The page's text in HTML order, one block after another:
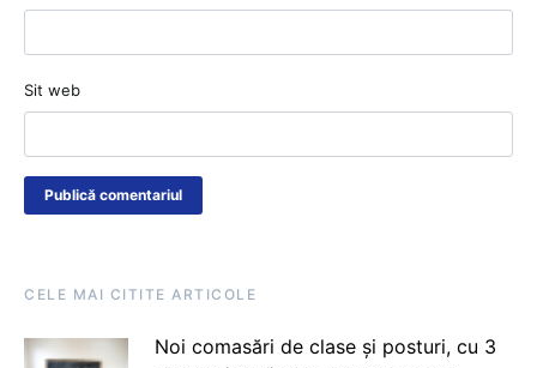
Sit web
CELE MAI CITITE ARTICOLE
Noi comasări de clase și posturi, cu 3